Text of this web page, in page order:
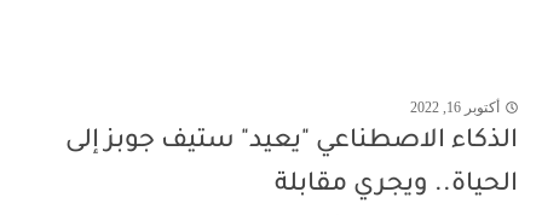
أكتوبر 16, 2022
الذكاء الاصطناعي "يعيد" ستيف جوبز إلى
الحياة.. ويجري مقابلة